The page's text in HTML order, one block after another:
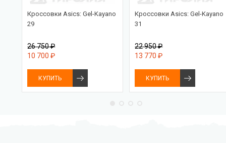
Кроссовки Asics: Gel-Kayano
29
26 750 ₽
10 700 ₽
КУПИТЬ
Кроссовки Asics: Gel-Kayano
31
22 950 ₽
13 770 ₽
КУПИТЬ